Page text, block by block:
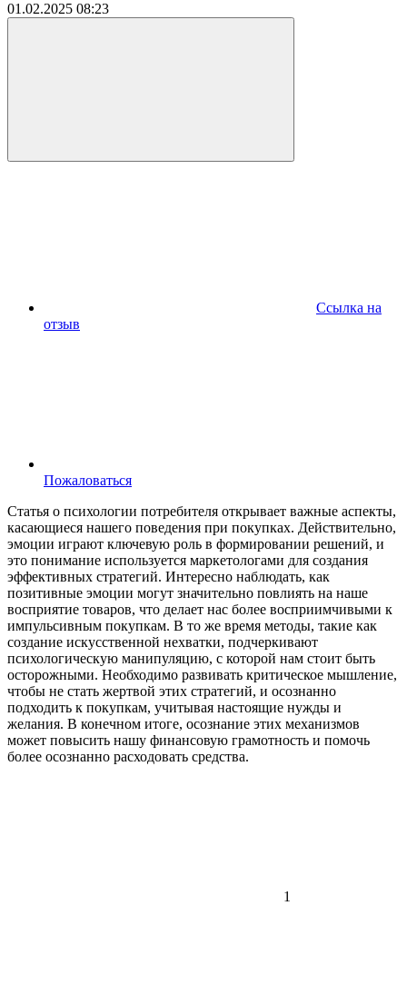
01.02.2025 08:23
Ссылка на
отзыв
Пожаловаться
Статья о психологии потребителя открывает важные аспекты,
касающиеся нашего поведения при покупках. Действительно,
эмоции играют ключевую роль в формировании решений, и
это понимание используется маркетологами для создания
эффективных стратегий. Интересно наблюдать, как
позитивные эмоции могут значительно повлиять на наше
восприятие товаров, что делает нас более восприимчивыми к
импульсивным покупкам. В то же время методы, такие как
создание искусственной нехватки, подчеркивают
психологическую манипуляцию, с которой нам стоит быть
осторожными. Необходимо развивать критическое мышление,
чтобы не стать жертвой этих стратегий, и осознанно
подходить к покупкам, учитывая настоящие нужды и
желания. В конечном итоге, осознание этих механизмов
может повысить нашу финансовую грамотность и помочь
более осознанно расходовать средства.
1